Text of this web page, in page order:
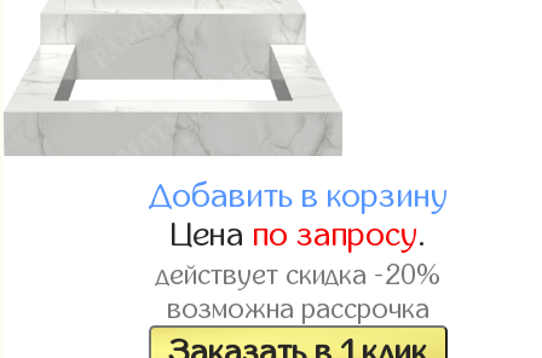
Добавить в корзину
Цена по запросу.
действует скидка -20%
возможна рассрочка